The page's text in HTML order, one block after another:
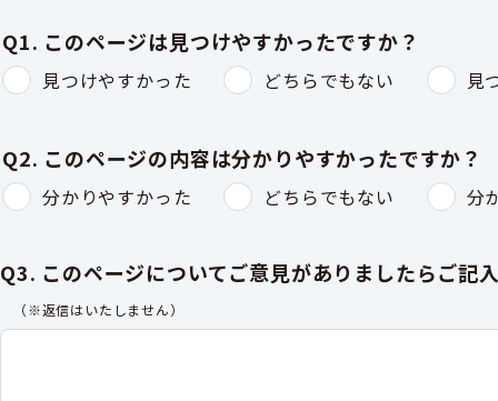
Q1. このページは見つけやすかったですか？
見つけやすかった どちらでもない 見
Q2. このページの内容は分かりやすかったですか？
分かりやすかった どちらでもない 分
Q3. このページについてご意見がありましたらご記
（※返信はいたしません）